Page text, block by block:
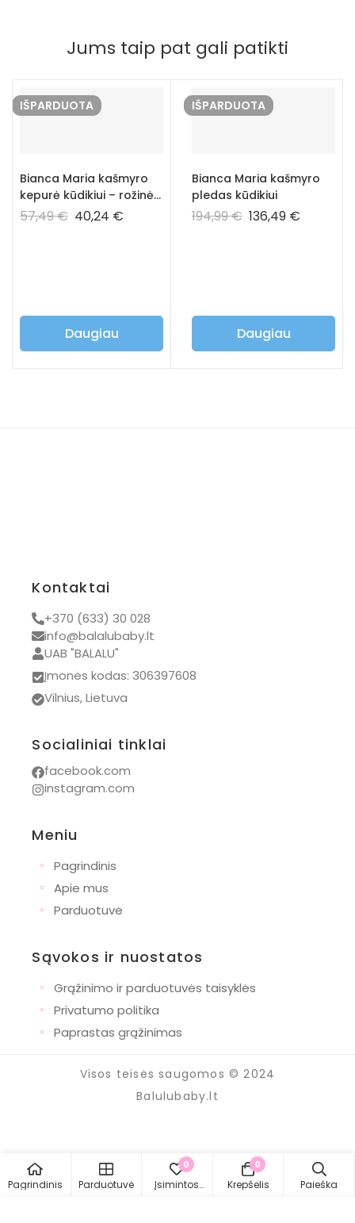
Jums taip pat gali patikti
IŠPARDUOTA
Bianca Maria kašmyro
kepurė kūdikiui – rožinė
spalva
57,49€ 40,24 €
Daugiau
IŠPARDUOTA
Bianca Maria kašmyro
pledas kūdikiui
194,99€ 136,49 €
Daugiau
Kontaktai
+370 (633) 30 028
info@balalubaby.lt
UAB "BALALU"
Įmonės kodas: 306397608
Vilnius, Lietuva
Socialiniai tinklai
facebook.com
instagram.com
Meniu
◦
Pagrindinis
◦ Apie mus
◦ Parduotuvė
Sąvokos ir nuostatos
◦
Grąžinimo ir parduotuvės taisyklės
◦ Privatumo politika
◦ Paprastas grąžinimas
Visos teisės saugomos © 2024
Balulubaby.lt
Pagrindinis Parduotuvė
0
Įsimintos
0
Krepšelis Paieška